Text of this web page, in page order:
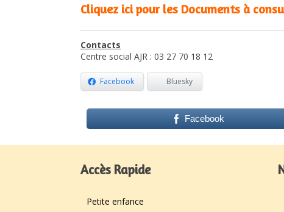
Cliquez ici pour les Documents à
Contacts
Centre social AJR : 03 27 70 18 12
Facebook Bluesky
Facebook
Accès Rapide
Petite enfance